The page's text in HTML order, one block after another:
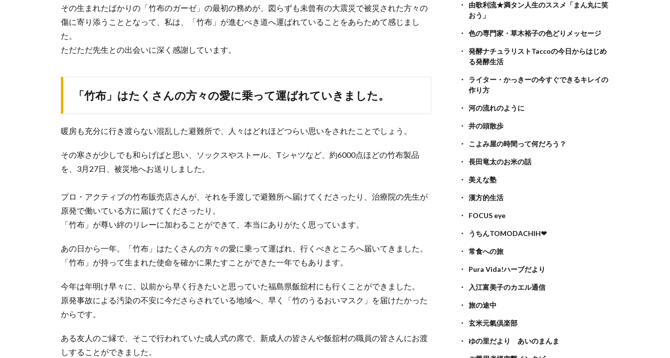
その生まれたばかりの「竹布のガーゼ」の最初の務めが、図らずも未曾有の大震災で被災された方々の
傷に寄り添うこととなって、私は、「竹布」が進むべき道へ運ばれていることをあらためて感じまし
た。
ただただ先生との出会いに深く感謝しています。
「竹布」はたくさんの方々の愛に乗って運ばれていきました。
暖房も充分に行き渡らない混乱した避難所で、人々はどれほどつらい思いをされたことでしょう。
その寒さが少しでも和らげばと思い、ソックスやストール、Tシャツなど、約6000点ほどの竹布製品
を、3月27日、被災地へお送りしました。
プロ・アクティブの竹布販売店さんが、それを手渡しで避難所へ届けてくださったり、治療院の先生が
原発で働いている方に届けてくださったり。
「竹布」が尊い絆のリレーに加わることができて、本当にありがたく思っています。
あの日から一年。「竹布」はたくさんの方々の愛に乗って運ばれ、行くべきところへ届いてきました。
「竹布」が持って生まれた使命を確かに果たすことができた一年でもあります。
今年は年明け早々に、以前から早く行きたいと思っていた福島県飯舘村にも行くことができました。
原発事故による汚染の不安に今ださらされている地域へ、早く「竹のうるおいマスク」を届けたかった
からです。
ある友人のご縁で、そこで行われていた成人式の席で、新成人の皆さんや飯舘村の職員の皆さんにお渡
しすることができました。
由歌利流★満タン人生のススメ「まん丸に笑
おう」
色の専門家・草木裕子の色どりメッセージ
発酵ナチュラリストTaccoの今日からはじめ
る発酵生活
ライター・かっきーの今すぐできるキレイの
作り方
河の流れのように
井の頭散歩
こよみ屋の時間って何だろう？
長田竜太のお米の話
美えな塾
漢方的生活
FOCUS eye
うちんTOMODACHIH❤
常食への旅
Pura Vida!ハーブだより
入江富美子のカエル通信
旅の途中
玄米元氣倶楽部
ゆの里だより あいのまんま